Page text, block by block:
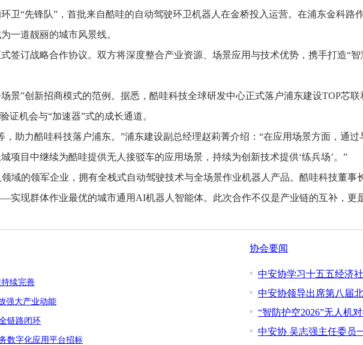
“先锋队”，首批来自酷哇的自动驾驶环卫机器人在金桥投入运营。在浦东金科路
一道靓丽的城市风景线。
订战略合作协议。双方将深度整合产业资源、场景应用与技术优势，携手打造“智
”创新招商模式的范例。据悉，酷哇科技全球研发中心正式落户浦东建设TOP芯
证机会与“加速器”式的成长通道。
力酷哇科技落户浦东。”浦东建设副总经理赵莉菁介绍：“在应用场景方面，通过
项目中继续为酷哇提供无人接驳车的应用场景，持续为创新技术提供‘练兵场’。”
的领军企业，拥有全栈式自动驾驶技术与全场景作业机器人产品。酷哇科技董事
现群体作业最优的城市通用AI机器人智能体。此次合作不仅是产业链的互补，更
续完善
强大产业动能
链路闭环
数字化应用平台招标
协会要闻
中安协学习十五五经济
中安协领导出席第八届
“智防护空2026”无人机
中安协 吴志强主任委员